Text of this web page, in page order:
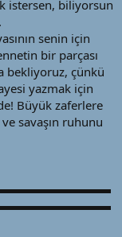
istersen, biliyorsun
senin için
bir parçası
bekliyoruz, çünkü
yazmak için
Büyük zaferlere
savaşın ruhunu